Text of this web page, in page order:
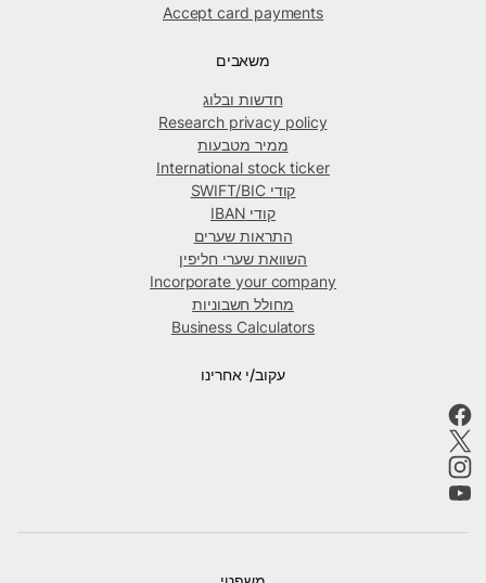
Accept card payments
משאבים
חדשות ובלוג
Research privacy policy
ממיר מטבעות
International stock ticker
קודי SWIFT/BIC
קודי IBAN
התראות שערים
השוואת שערי חליפין
Incorporate your company
מחולל חשבוניות
Business Calculators
עקוב/י אחרינו